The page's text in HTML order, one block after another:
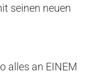
seinen neuen
alles an EINEM